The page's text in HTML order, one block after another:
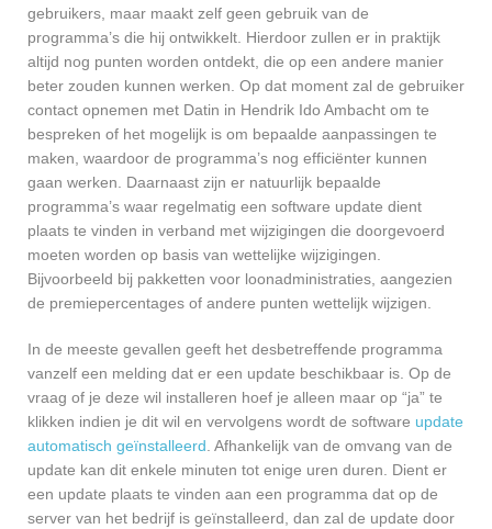
gebruikers, maar maakt zelf geen gebruik van de
programma’s die hij ontwikkelt. Hierdoor zullen er in praktijk
altijd nog punten worden ontdekt, die op een andere manier
beter zouden kunnen werken. Op dat moment zal de gebruiker
contact opnemen met Datin in Hendrik Ido Ambacht om te
bespreken of het mogelijk is om bepaalde aanpassingen te
maken, waardoor de programma’s nog efficiënter kunnen
gaan werken. Daarnaast zijn er natuurlijk bepaalde
programma’s waar regelmatig een software update dient
plaats te vinden in verband met wijzigingen die doorgevoerd
moeten worden op basis van wettelijke wijzigingen.
Bijvoorbeeld bij pakketten voor loonadministraties, aangezien
de premiepercentages of andere punten wettelijk wijzigen.
In de meeste gevallen geeft het desbetreffende programma
vanzelf een melding dat er een update beschikbaar is. Op de
vraag of je deze wil installeren hoef je alleen maar op “ja” te
klikken indien je dit wil en vervolgens wordt de software update
automatisch geïnstalleerd. Afhankelijk van de omvang van de
update kan dit enkele minuten tot enige uren duren. Dient er
een update plaats te vinden aan een programma dat op de
server van het bedrijf is geïnstalleerd, dan zal de update door